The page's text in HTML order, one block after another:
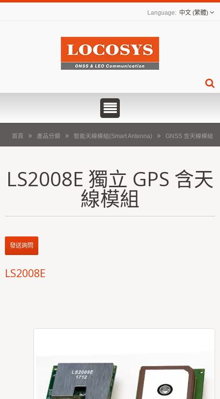
中文 (繁體)
首頁 產品分類 智能天線模組(Smart Antenna) GNSS 含天線模組
LS2008E 獨立 GPS 含天
線模組
發送詢問
LS2008E